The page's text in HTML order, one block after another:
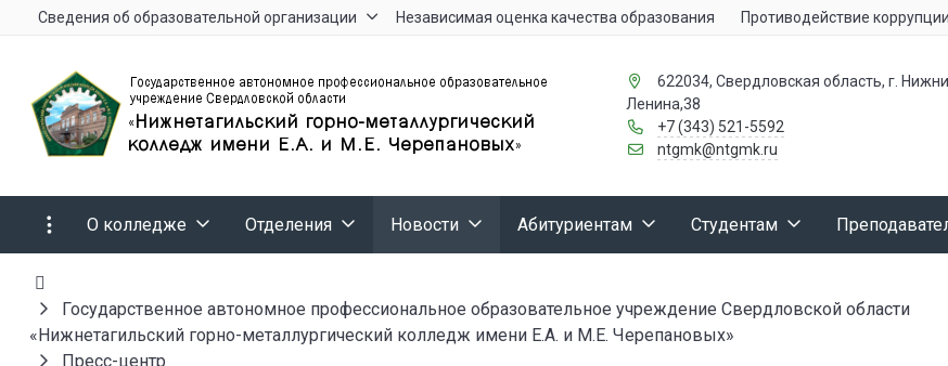
Сведения об образовательной организации Независимая оценка качества образования Противодействие коррупции
622034, Свердловская область, г.
Ленина,38
+7 (343) 521-5592
ntgmk@ntgmk.ru
О колледже Отделения Новости Абитуриентам Студентам
Государственное автономное профессиональное образовательное учреждение Свердловской области
«Нижнетагильский горно-металлургический колледж имени Е.А. и М.Е. Черепановых»
Пресс-центр